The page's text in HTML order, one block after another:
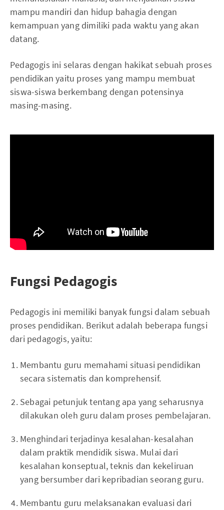
mampu mandiri dan hidup bahagia dengan
kemampuan yang dimiliki pada waktu yang akan
datang.
Pedagogis ini selaras dengan hakikat sebuah proses
pendidikan yaitu proses yang mampu membuat
siswa-siswa berkembang dengan potensinya
masing-masing.
Fungsi Pedagogis
Pedagogis ini memiliki banyak fungsi dalam sebuah
proses pendidikan. Berikut adalah beberapa fungsi
dari pedagogis, yaitu:
Membantu guru memahami situasi pendidikan
secara sistematis dan komprehensif.
Sebagai petunjuk tentang apa yang seharusnya
dilakukan oleh guru dalam proses pembelajaran.
Menghindari terjadinya kesalahan-kesalahan
dalam praktik mendidik siswa. Mulai dari
kesalahan konseptual, teknis dan kekeliruan
yang bersumber dari kepribadian seorang guru.
Membantu guru melaksanakan evaluasi dari